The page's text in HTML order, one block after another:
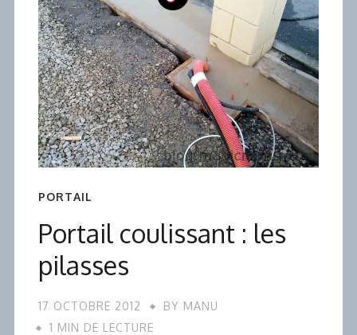
PORTAIL
Portail coulissant : les
pilasses
17 OCTOBRE 2012 BY MANU
1 MIN DE LECTURE